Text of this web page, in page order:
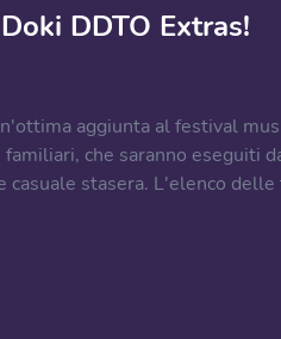
DDTO Extras!
aggiunta al festival
familiari, che saranno eseguiti
casuale stasera. L'elenco